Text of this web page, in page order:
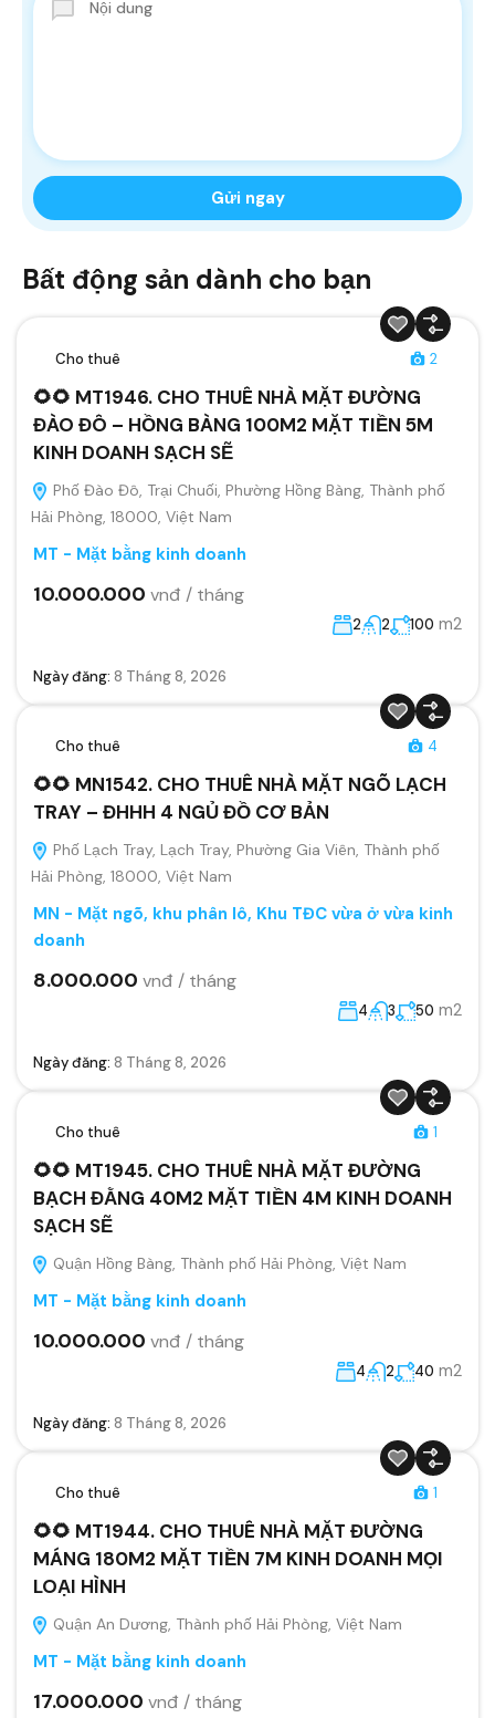
Bất động sản dành cho bạn
Cho thuê 2
🌻🌻 MT1946. CHO THUÊ NHÀ MẶT ĐƯỜNG
ĐÀO ĐÔ – HỒNG BÀNG 100M2 MẶT TIỀN 5M
KINH DOANH SẠCH SẼ
Phố Đào Đô, Trại Chuối, Phường Hồng Bàng, Thành phố
Hải Phòng, 18000, Việt Nam
MT - Mặt bằng kinh doanh
10.000.000 vnđ / tháng
2 2 100 m2
Ngày đăng: 8 Tháng 8, 2026
Cho thuê 4
🌻🌻 MN1542. CHO THUÊ NHÀ MẶT NGÕ LẠCH
TRAY – ĐHHH 4 NGỦ ĐỒ CƠ BẢN
Phố Lạch Tray, Lạch Tray, Phường Gia Viên, Thành phố
Hải Phòng, 18000, Việt Nam
MN - Mặt ngõ, khu phân lô, Khu TĐC vừa ở vừa kinh
doanh
8.000.000 vnđ / tháng
4 3 50 m2
Ngày đăng: 8 Tháng 8, 2026
Cho thuê 1
🌻🌻 MT1945. CHO THUÊ NHÀ MẶT ĐƯỜNG
BẠCH ĐẰNG 40M2 MẶT TIỀN 4M KINH DOANH
SẠCH SẼ
Quận Hồng Bàng, Thành phố Hải Phòng, Việt Nam
MT - Mặt bằng kinh doanh
10.000.000 vnđ / tháng
4 2 40 m2
Ngày đăng: 8 Tháng 8, 2026
Cho thuê 1
🌻🌻 MT1944. CHO THUÊ NHÀ MẶT ĐƯỜNG
MÁNG 180M2 MẶT TIỀN 7M KINH DOANH MỌI
LOẠI HÌNH
Quận An Dương, Thành phố Hải Phòng, Việt Nam
MT - Mặt bằng kinh doanh
17.000.000 vnđ / tháng